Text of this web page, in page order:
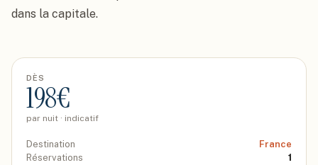
dans la capitale.
DÈS
198€
par nuit · indicatif
Destination
France
Réservations
1